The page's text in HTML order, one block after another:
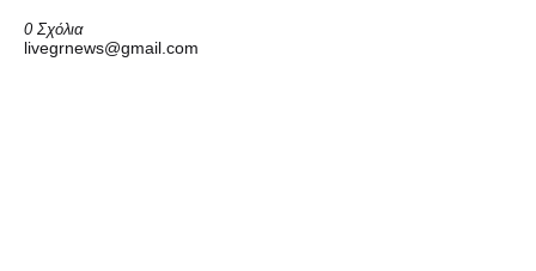
0 Σχόλια
livegrnews@gmail.com